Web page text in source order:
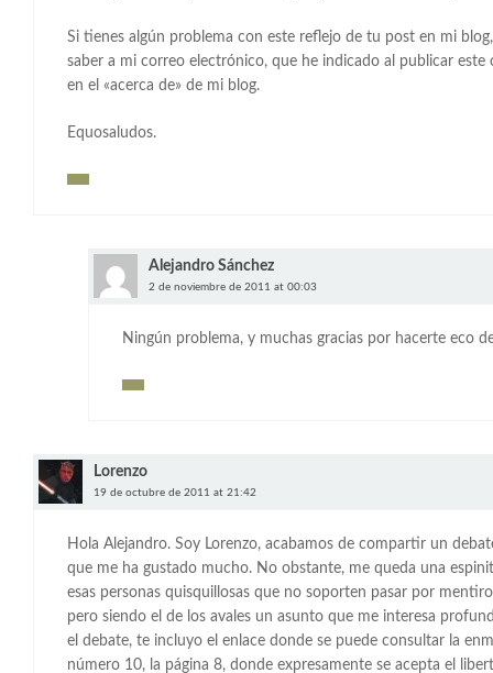
Si tienes algún problema con este reflejo de tu post en mi
saber a mi correo electrónico, que he indicado al publicar
en el «acerca de» de mi blog.
Equosaludos.
Alejandro Sánchez
2 de noviembre de 2011 at 00:03
Ningún problema, y muchas gracias por hacerte eco
Lorenzo
19 de octubre de 2011 at 21:42
Hola Alejandro. Soy Lorenzo, acabamos de compartir un
que me ha gustado mucho. No obstante, me queda una
esas personas quisquillosas que no soporten pasar por
pero siendo el de los avales un asunto que me interesa
el debate, te incluyo el enlace donde se puede consultar la
número 10, la página 8, donde expresamente se acepta el